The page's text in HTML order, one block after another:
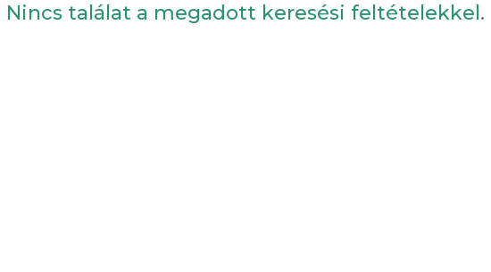
Nincs találat a megadott keresési feltételekkel.